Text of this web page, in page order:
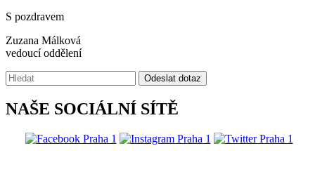
S pozdravem
Zuzana Málková
vedoucí oddělení
Vyhledávání:
Odeslat dotaz
NAŠE SOCIÁLNÍ SÍTĚ